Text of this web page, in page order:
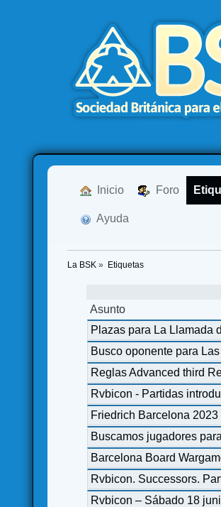
Inicio Foro
Ayuda
La BSK » Etiquetas
Asunto
Plazas para La Llamada
Busco oponente para
Reglas Advanced third
Rvbicon - Partidas
Friedrich Barcelona
Buscamos jugadores
Barcelona Board
Rvbicon. Successors.
Rvbicon – Sábado 18